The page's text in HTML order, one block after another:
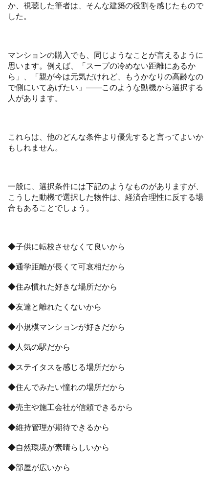
か、視聴した筆者は、そんな建築の役割を感じたもので
した。
マンションの購入でも、同じようなことが言えるように
思います。例えば、「スープの冷めない距離にあるか
ら」、「親が今は元気だけれど、もうかなりの高齢なの
で側にいてあげたい」――このような動機から選択する
人があります。
これらは、他のどんな条件より優先すると言ってよいか
もしれません。
一般に、選択条件には下記のようなものがありますが、
こうした動機で選択した物件は、経済合理性に反する場
合もあることでしょう。
◆子供に転校させなくて良いから
◆通学距離が長くて可哀相だから
◆住み慣れた好きな場所だから
◆友達と離れたくないから
◆小規模マンションが好きだから
◆人気の駅だから
◆ステイタスを感じる場所だから
◆住んでみたい憧れの場所だから
◆売主や施工会社が信頼できるから
◆維持管理が期待できるから
◆自然環境が素晴らしいから
◆部屋が広いから